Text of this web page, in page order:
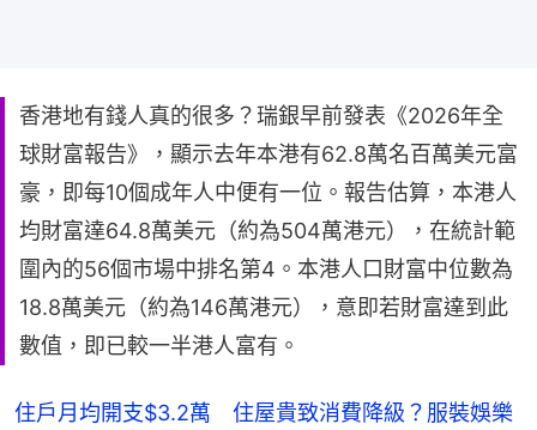
香港地有錢人真的很多？瑞銀早前發表《2026年全
球財富報告》，顯示去年本港有62.8萬名百萬美元富
豪，即每10個成年人中便有一位。報告估算，本港人
均財富達64.8萬美元（約為504萬港元），在統計範
圍內的56個市場中排名第4。本港人口財富中位數為
18.8萬美元（約為146萬港元），意即若財富達到此
數值，即已較一半港人富有。
住戶月均開支$3.2萬 住屋貴致消費降級？服裝娛樂